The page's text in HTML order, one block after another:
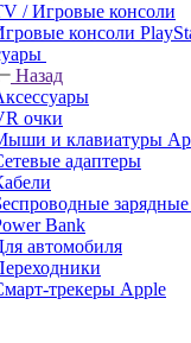
/ Игровые консоли
консоли
Назад
очки
и клавиатуры
адаптеры
зарядные
Bank
автомобиля
трекеры Apple